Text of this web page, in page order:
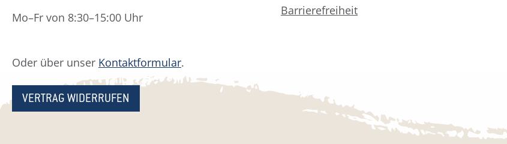
Mo–Fr von 8:30–15:00 Uhr
Oder über unser Kontaktformular.
VERTRAG WIDERRUFEN
Barrierefreiheit